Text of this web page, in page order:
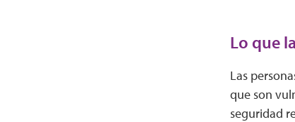
Lo que
Las
que son
seguridad